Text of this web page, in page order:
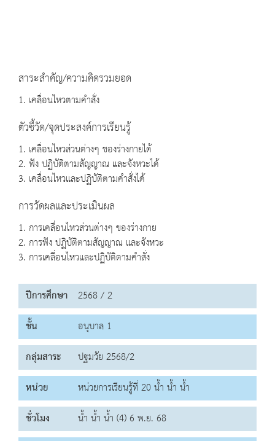
สาระสำคัญ/ความคิดรวมยอด
1. เคลื่อนไหวตามคำสั่ง
ตัวชี้วัด/จุดประสงค์การเรียนรู้
1. เคลื่อนไหวส่วนต่างๆ ของร่างกายได้
2. ฟัง ปฏิบัติตามสัญญาณ และจังหวะได้
3. เคลื่อนไหวและปฏิบัติตามคำสั่งได้
การวัดผลและประเมินผล
1. การเคลื่อนไหวส่วนต่างๆ ของร่างกาย
2. การฟัง ปฏิบัติตามสัญญาณ และจังหวะ
3. การเคลื่อนไหวและปฏิบัติตามคำสั่ง
ปีการศึกษา 2568 / 2
ชั้น
อนุบาล 1
กลุ่มสาระ
ปฐมวัย 2568/2
หน่วย
หน่วยการเรียนรู้ที่ 20 น้ำ น้ำ น้ำ
ชั่วโมง
น้ำ น้ำ น้ำ (4) 6 พ.ย. 68